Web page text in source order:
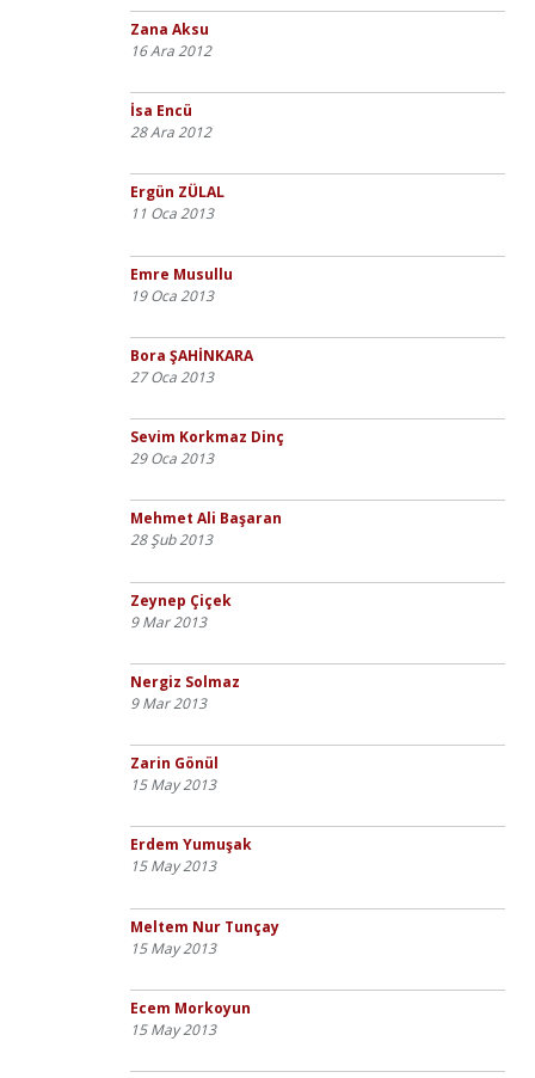
Zana Aksu
16 Ara 2012
İsa Encü
28 Ara 2012
Ergün ZÜLAL
11 Oca 2013
Emre Musullu
19 Oca 2013
Bora ŞAHİNKARA
27 Oca 2013
Sevim Korkmaz Dinç
29 Oca 2013
Mehmet Ali Başaran
28 Şub 2013
Zeynep Çiçek
9 Mar 2013
Nergiz Solmaz
9 Mar 2013
Zarin Gönül
15 May 2013
Erdem Yumuşak
15 May 2013
Meltem Nur Tunçay
15 May 2013
Ecem Morkoyun
15 May 2013